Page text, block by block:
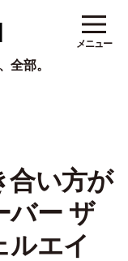
全部。
メニュー
合い方が
バー ザ
ルエイ